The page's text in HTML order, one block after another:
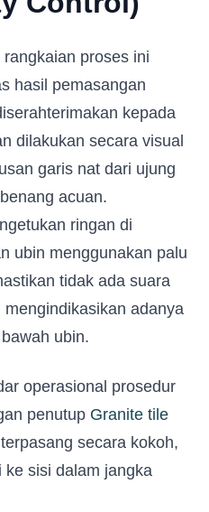
proses ini
hasil pemasangan
kepada
dilakukan secara visual
garis nat dari ujung
acuan.
ringan di
ubin menggunakan palu
tidak ada suara
adanya
ubin.
operasional prosedur
penutup Granite tile
secara kokoh,
ke sisi dalam jangka